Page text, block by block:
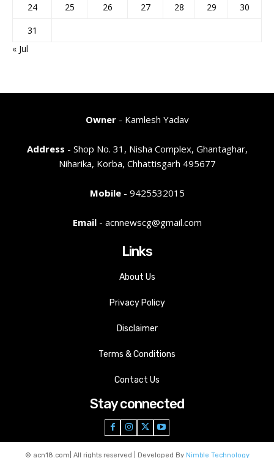
24
25 26 27 28 29
30
31
« Jul
Owner- Kamlesh Yadav
Address - Shop No. 31, Nisha Complex, Ghantaghar,
Niharika, Korba, Chhattisgarh 495677
Mobile- 9425532015
Email- acnnewscg@gmail.com
Links
About Us
Privacy Policy
Disclaimer
Terms & Conditions
Contact Us
Stay connected
© acn18.com| All rights reserved | Developed By Nimble Technology